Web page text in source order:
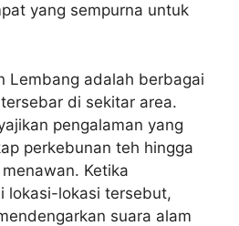
yang sempurna untuk
Lembang adalah berbagai
di sekitar area.
pengalaman yang
perkebunan teh hingga
Ketika
lokasi-lokasi tersebut,
suara alam